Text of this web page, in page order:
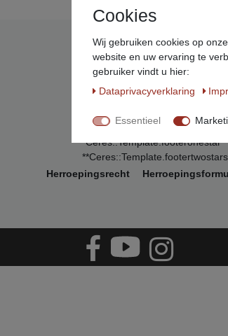
Service
info@beeketal.de
+49 (0)5956 - 98926-0
+49 (0) 5956 98926-29
(Mo. bis Fr. von 7 bis 17
*Ceres::Template.footeronestar
**Ceres::Template.footertwostars
Herroepings­recht
Cookies
Wij gebruiken cookies op
website en uw ervaring te
gebruiker vindt u hier:
Data­privacy­verklaring
Essentieel